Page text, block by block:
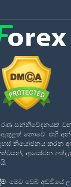
සන්නිවේදනයක්
නොවේ. එහි
නියෝජනය කරන
ආයෝජන
: මෙම වෙබ් අඩවියේ